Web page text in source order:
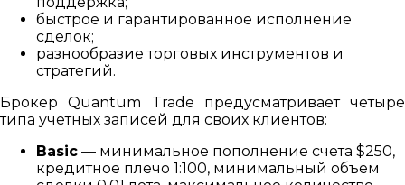
быстрое и гарантированное исполнение
сделок;
разнообразие торговых инструментов и
стратегий.
Брокер Quantum Trade предусматривает четыре
типа учетных записей для своих клиентов:
Basic — минимальное пополнение счета $250,
кредитное плечо 1:100, минимальный объем